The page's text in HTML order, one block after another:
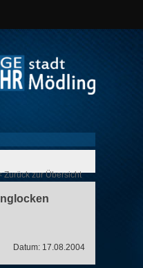
Zurück zur Übersicht
Datum: 17.08.2004